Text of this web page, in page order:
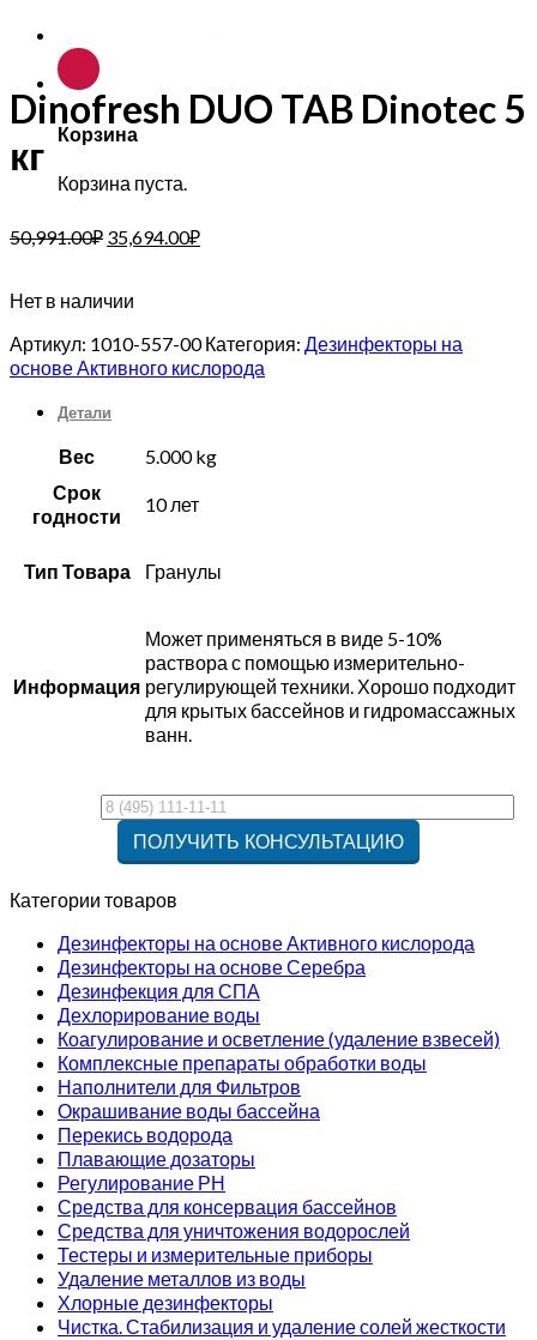
Корзина
Корзина пуста.
Dinofresh DUO TAB Dinotec 5
кг
50,991.00₽ 35,694.00₽
Нет в наличии
Артикул: 1010-557-00 Категория: Дезинфекторы на
основе Активного кислорода
Детали
Вес
5.000 kg
Срок
годности
10 лет
Тип Товара Гранулы
Информация
Может применяться в виде 5-10%
раствора с помощью измерительно-
регулирующей техники. Хорошо подходит
для крытых бассейнов и гидромассажных
ванн.
Категории товаров
Дезинфекторы на основе Активного кислорода
Дезинфекторы на основе Серебра
Дезинфекция для СПА
Дехлорирование воды
Коагулирование и осветление (удаление взвесей)
Комплексные препараты обработки воды
Наполнители для Фильтров
Окрашивание воды бассейна
Перекись водорода
Плавающие дозаторы
Регулирование РН
Средства для консервация бассейнов
Средства для уничтожения водорослей
Тестеры и измерительные приборы
Удаление металлов из воды
Хлорные дезинфекторы
Чистка. Стабилизация и удаление солей жесткости